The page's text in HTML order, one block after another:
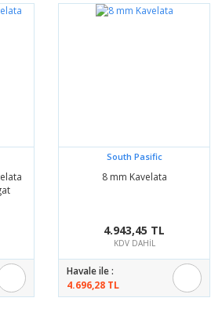
South Pasific
8 mm Kavelata
4.943,45 TL
KDV DAHİL
Havale ile :
4.696,28 TL